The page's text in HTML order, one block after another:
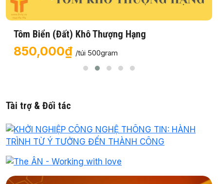
Tôm Biển (Đất) Khô Thượng Hạng
850,000₫ /túi 500gram
Tài trợ & Đối tác